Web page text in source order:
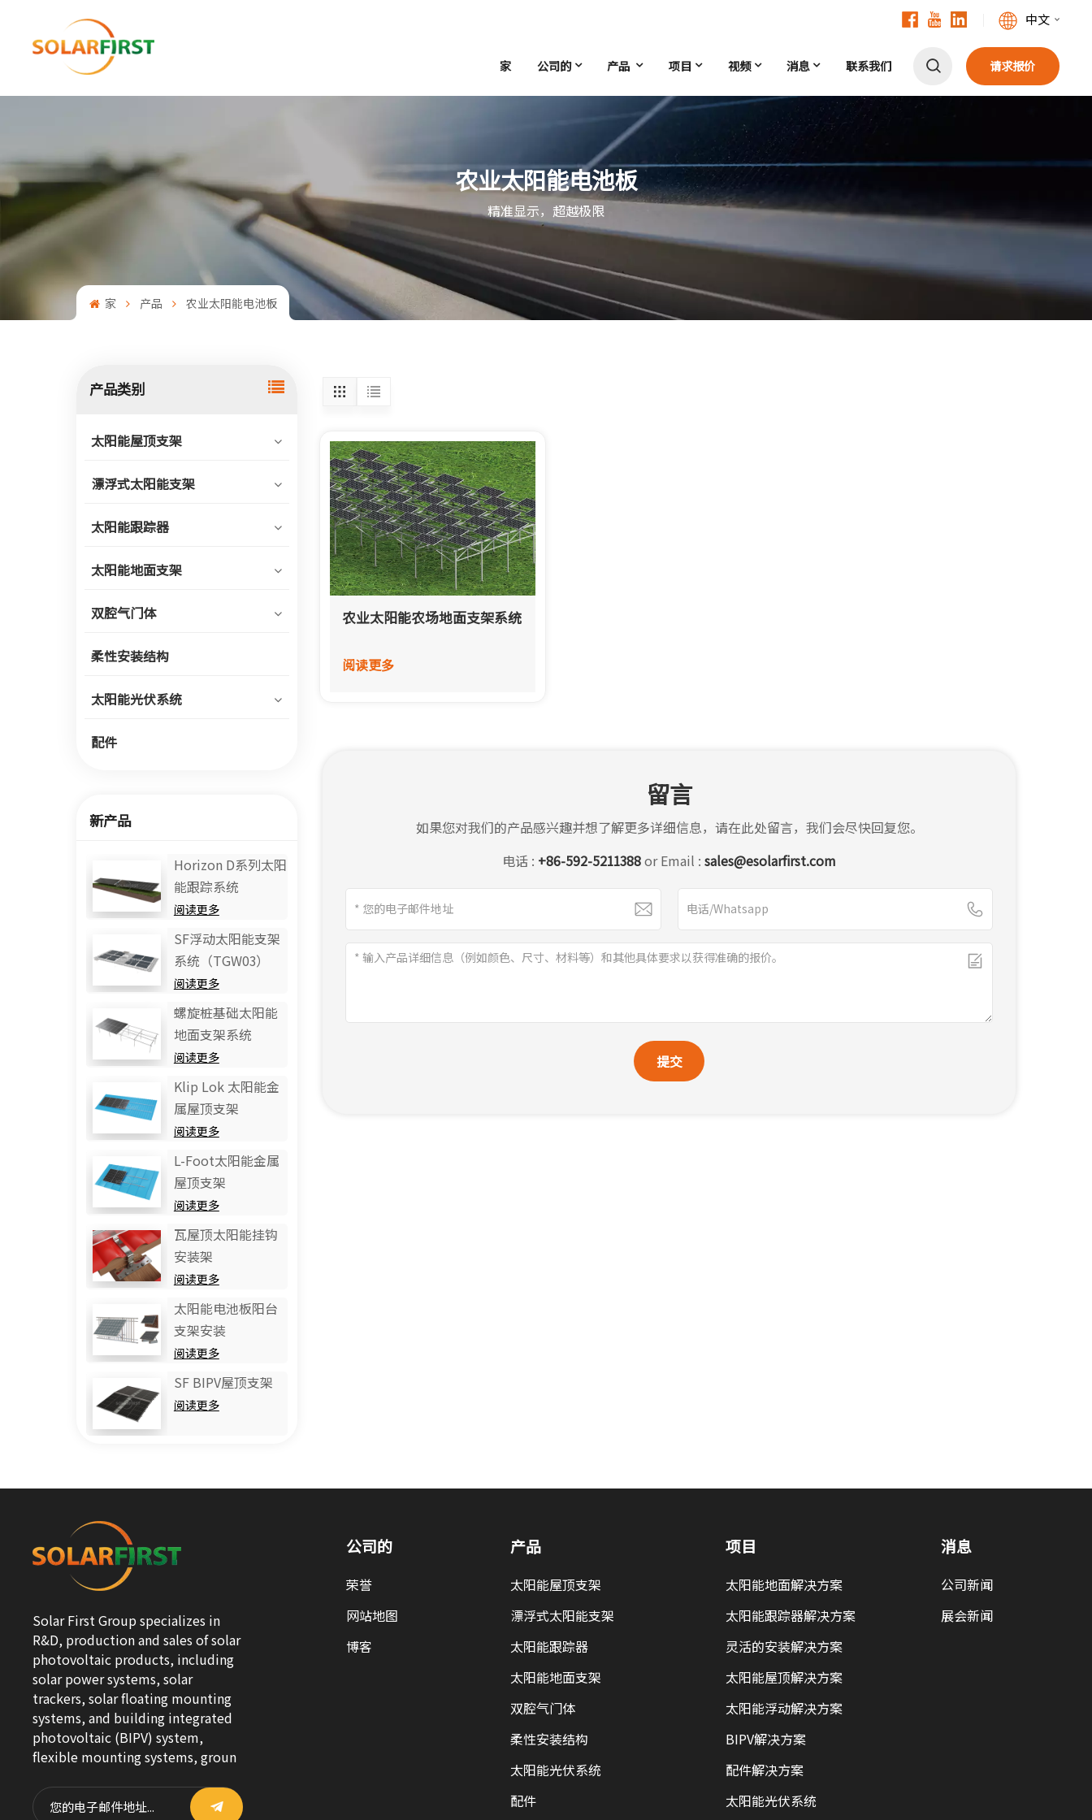
中文
Deutsch
Español
家 公司的 产品 项目 视频 消息 联系我们 请求报价
农业太阳能电池板
精准显示，超越极限
家 产品 农业太阳能电池板
产品类别
太阳能屋顶支架
漂浮式太阳能支架
太阳能跟踪器
太阳能地面支架
双腔气门体
柔性安装结构
太阳能光伏系统
配件
新产品
Horizo​​n D系列太阳
能跟踪系统
阅读更多
SF浮动太阳能支架
系统（TGW03）
阅读更多
螺旋桩基础太阳能
地面支架系统
阅读更多
Klip Lok 太阳能金
属屋顶支架
阅读更多
L-Foot太阳能金属
屋顶支架
阅读更多
瓦屋顶太阳能挂钩
安装架
阅读更多
太阳能电池板阳台
支架安装
阅读更多
SF BIPV屋顶支架
阅读更多
农业太阳能农场地面支架系统
阅读更多
留言
如果您对我们的产品感兴趣并想了解更多详细信息，请在此处留言，我们会尽快回复您。
电话 : +86-592-5211388 or Email :sales@esolarfirst.com
提交
Solar First Group specializes in
R&D, production and sales of solar
photovoltaic products, including
solar power systems, solar
trackers, solar floating mounting
systems, and building integrated
photovoltaic (BIPV) system,
flexible mounting systems, groun
公司的
荣誉
网站地图
博客
产品
太阳能屋顶支架
漂浮式太阳能支架
太阳能跟踪器
太阳能地面支架
双腔气门体
柔性安装结构
太阳能光伏系统
配件
项目
太阳能地面解决方案
太阳能跟踪器解决方案
灵活的安装解决方案
太阳能屋顶解决方案
太阳能浮动解决方案
BIPV解决方案
配件解决方案
太阳能光伏系统
消息
公司新闻
展会新闻